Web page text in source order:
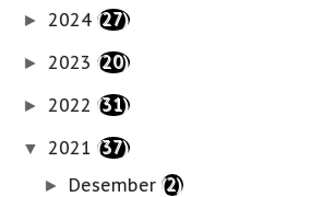
► 2024 (27)
► 2023 (20)
► 2022 (31)
▼ 2021 (37)
► Desember(2)